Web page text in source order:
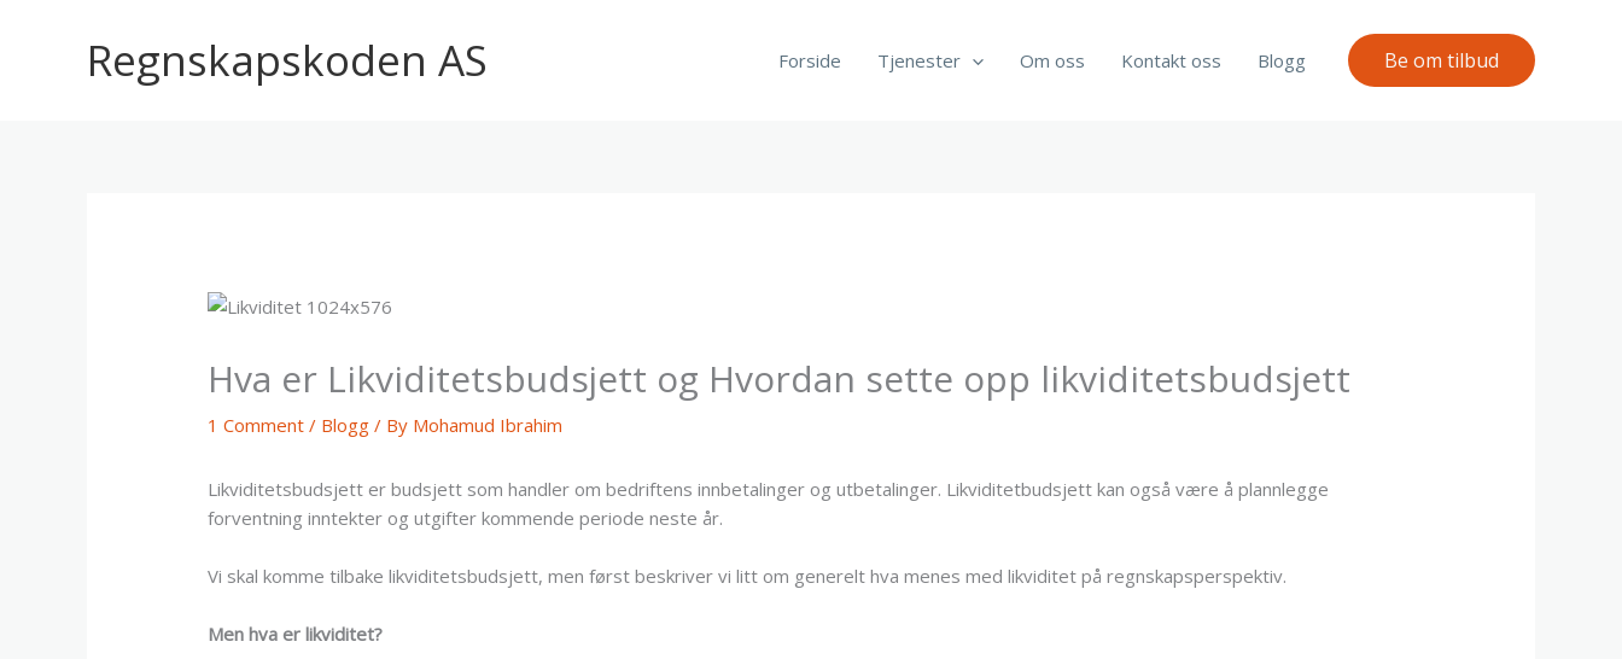
Regnskapskoden AS Forside Tjenester Om oss Kontakt oss Blogg Be om tilbud
Hva er Likviditetsbudsjett og Hvordan sette opp likviditetsbudsjett
1 Comment / Blogg / By Mohamud Ibrahim
Likviditetsbudsjett er budsjett som handler om bedriftens innbetalinger og utbetalinger. Likviditetbudsjett kan også være å plannlegge
forventning inntekter og utgifter kommende periode neste år.
Vi skal komme tilbake likviditetsbudsjett, men først beskriver vi litt om generelt hva menes med likviditet på regnskapsperspektiv.
Men hva er likviditet?